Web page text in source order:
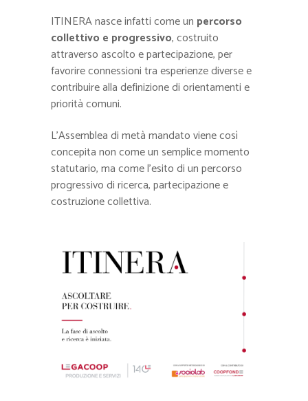
ITINERA nasce infatti come un percorso
collettivo e progressivo, costruito
attraverso ascolto e partecipazione, per
favorire connessioni tra esperienze diverse e
contribuire alla definizione di orientamenti e
priorità comuni.
L’Assemblea di metà mandato viene così
concepita non come un semplice momento
statutario, ma come l’esito di un percorso
progressivo di ricerca, partecipazione e
costruzione collettiva.